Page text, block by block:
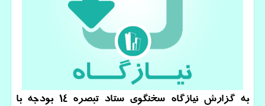
به گزارش نیازگاه سخنگوی ستاد تبصره ۱۴ بودجه با